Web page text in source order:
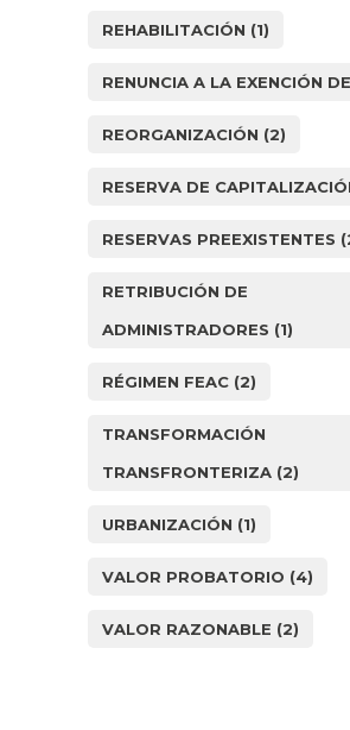
REHABILITACIÓN (1)
RENUNCIA A LA EXENCIÓN
REORGANIZACIÓN (2)
RESERVA DE
RESERVAS PREEXISTENTES
RETRIBUCIÓN DE
ADMINISTRADORES (1)
RÉGIMEN FEAC (2)
TRANSFORMACIÓN
TRANSFRONTERIZA (2)
URBANIZACIÓN (1)
VALOR PROBATORIO (4)
VALOR RAZONABLE (2)